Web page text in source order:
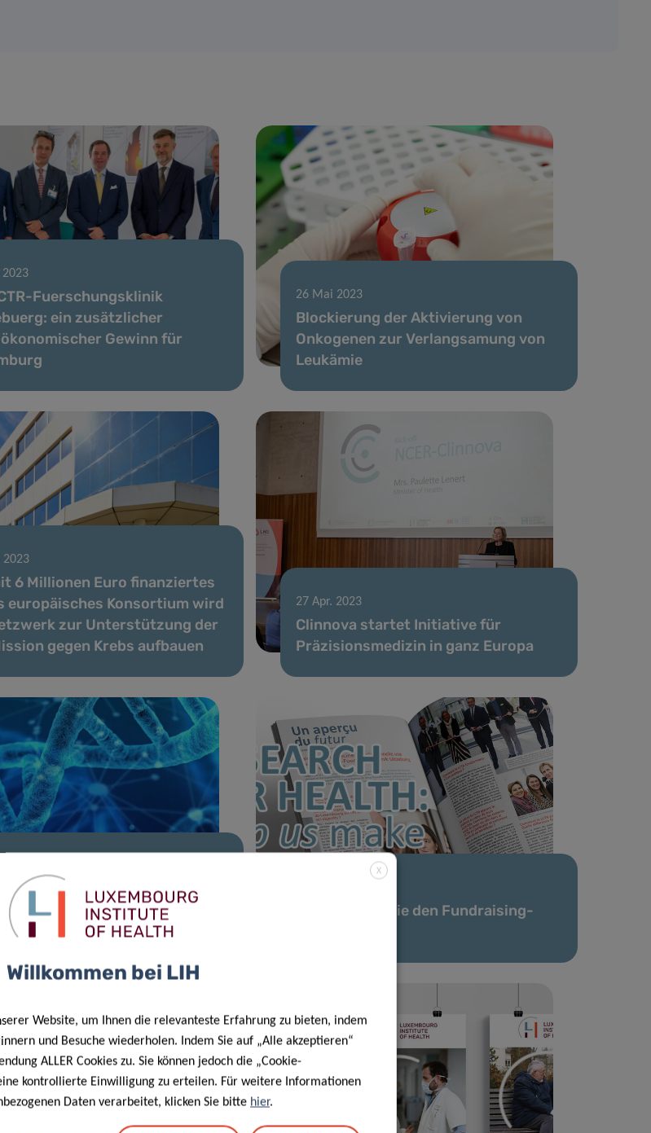
2023
Fuerschungsklinik
ein zusätzlicher
Gewinn für
26 Mai 2023
Blockierung der Aktivierung von
Onkogenen zur Verlangsamung von
Leukämie
6 Millionen Euro finanziertes
europäisches Konsortium wird
zur Unterstützung der
gegen Krebs aufbauen
27 Apr. 2023
Clinnova startet Initiative für
Präzisionsmedizin in ganz Europa
mögliche Krebsbehandlung
Angriff auf den Ein-
Stoffwechsel
Downloaden Sie den Fundraising-
X
Willkommen bei LIH
Website, um Ihnen die relevanteste Erfahrung zu bieten, indem
und Besuche wiederholen. Indem Sie auf „Alle akzeptieren“
ALLER Cookies zu. Sie können jedoch die „Cookie-
kontrollierte Einwilligung zu erteilen. Für weitere Informationen
Daten verarbeitet, klicken Sie bitte hier.